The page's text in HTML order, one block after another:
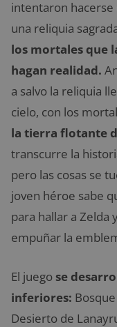
intentaron hacerse
una reliquia
los mortales que
hagan realidad.
a salvo la reliquia
cielo, con los
la tierra flotante
transcurre la
pero las cosas se
joven héroe sabe
para hallar a Zelda
empuñar la
El juego se
inferiores:
Desierto de